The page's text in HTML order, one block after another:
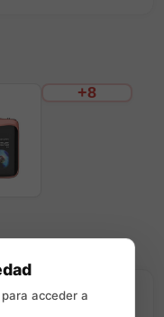
+8
acceder a